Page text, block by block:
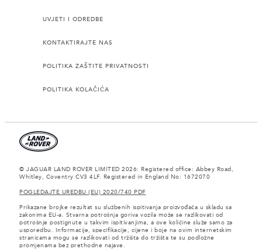
UVJETI I ODREDBE
KONTAKTIRAJTE NAS
POLITIKA ZAŠTITE PRIVATNOSTI
POLITIKA KOLAČIĆA
© JAGUAR LAND ROVER LIMITED 2026: Registered office: Abbey Road,
Whitley, Coventry CV3 4LF. Registered in England No: 1672070
POGLEDAJTE UREDBU (EU) 2020/740 PDF
Prikazane brojke rezultat su službenih ispitivanja proizvođača u skladu sa
zakonima EU-a. Stvarna potrošnja goriva vozila može se razlikovati od
potrošnje postignute u takvim ispitivanjima, a ove količine služe samo za
usporedbu. Informacije, specifikacije, cijene i boje na ovim internetskim
stranicama mogu se razlikovati od tržišta do tržišta te su podložne
promjenama bez prethodne najave.